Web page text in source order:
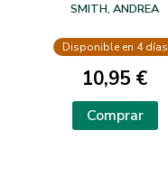
SMITH, ANDREA
Disponible en 4 días
10,95 €
Comprar